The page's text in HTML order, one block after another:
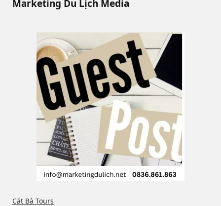
Marketing Du Lịch Media
Cát Bà Tours